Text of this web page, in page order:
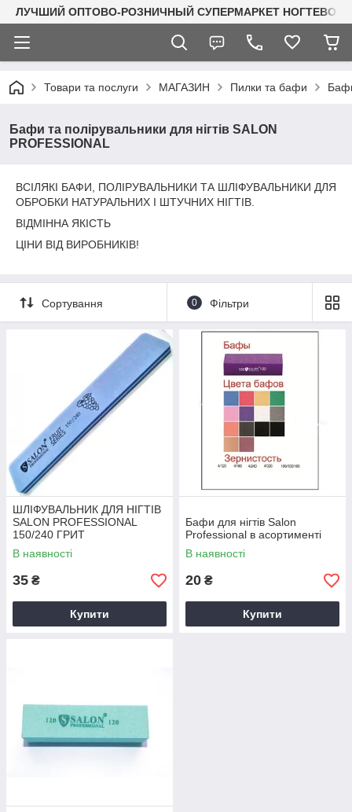
ЛУЧШИЙ ОПТОВО-РОЗНИЧНЫЙ СУПЕРМАРКЕТ
Товари та послуги МАГАЗИН Пилки та бафи
Бафи та полірувальники для нігтів SALON
PROFESSIONAL
ВСІЛЯКІ БАФИ, ПОЛІРУВАЛЬНИКИ ТА ШЛІФУВАЛЬНИКИ ДЛЯ
ОБРОБКИ НАТУРАЛЬНИХ І ШТУЧНИХ НІГТІВ.
ВІДМІННА ЯКІСТЬ
ЦІНИ ВІД ВИРОБНИКІВ!
Сортування 0 Фільтри
ШЛІФУВАЛЬНИК ДЛЯ НІГТІВ
SALON PROFESSIONAL
150/240 ГРИТ
В наявності
35 ₴
Купити
Бафи для нігтів Salon
Professional в асортименті
В наявності
20 ₴
Купити